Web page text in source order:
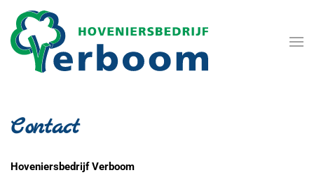
Terug naar hoofdinhoud
Contact
Hoveniersbedrijf Verboom